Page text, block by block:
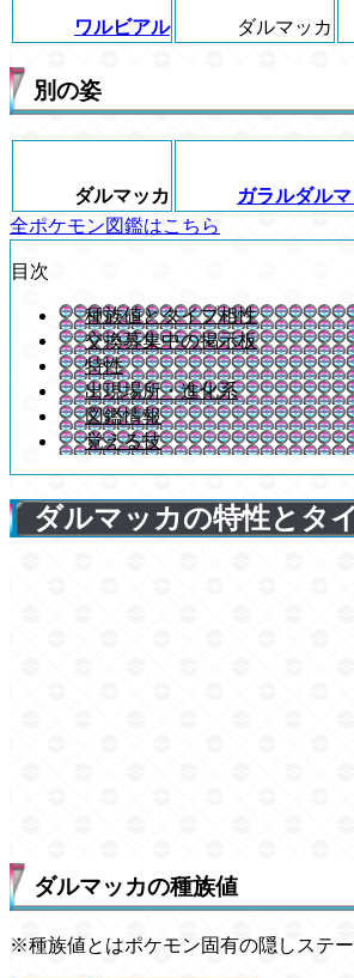
ワルビアル ダルマッカ
別の姿
ダルマッカ
ガラルダル
全ポケモン図鑑はこちら
目次
種族値とタイプ相性
交換募集中の掲示板
特性
出現場所・進化系
図鑑情報
覚える技
ダルマッカの特性とタ
ダルマッカの種族値
※種族値とはポケモン固有の隠しステ